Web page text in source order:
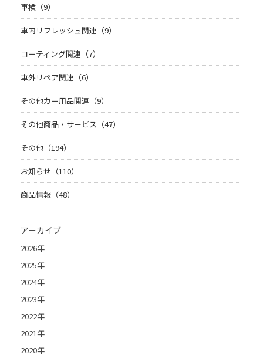
車検（9）
車内リフレッシュ関連（9）
コーティング関連（7）
車外リペア関連（6）
その他カー用品関連（9）
その他商品・サービス（47）
その他（194）
お知らせ（110）
商品情報（48）
アーカイブ
2026年
2025年
2024年
2023年
2022年
2021年
2020年